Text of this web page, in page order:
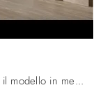
Camerette componibili per ragazzi: scopri il modello in melaminico Room 118 di Zg Mobili per stanzette moderne.